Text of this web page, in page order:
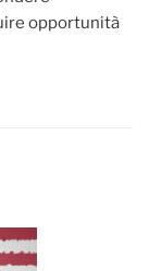
opportunità